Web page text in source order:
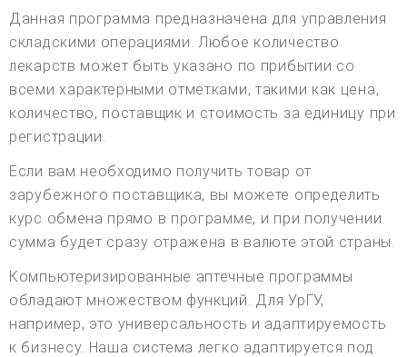
Данная программа предназначена для управления
складскими операциями. Любое количество
лекарств может быть указано по прибытии со
всеми характерными отметками, такими как цена,
количество, поставщик и стоимость за единицу при
регистрации.
Если вам необходимо получить товар от
зарубежного поставщика, вы можете определить
курс обмена прямо в программе, и при получении
сумма будет сразу отражена в валюте этой страны.
Компьютеризированные аптечные программы
обладают множеством функций. Для УрГУ,
например, это универсальность и адаптируемость
к бизнесу. Наша система легко адаптируется под